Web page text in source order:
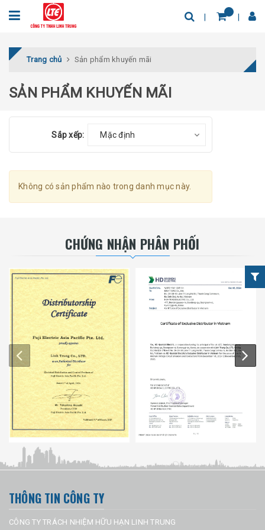
Trang chủ Sản phẩm khuyến mãi
SẢN PHẨM KHUYẾN MÃI
Sắp xếp: Mặc định
Không có sản phẩm nào trong danh mục này.
CHỨNG NHẬN PHÂN PHỐI
THÔNG TIN CÔNG TY
CÔNG TY TRÁCH NHIỆM HỮU HẠN LINH TRUNG